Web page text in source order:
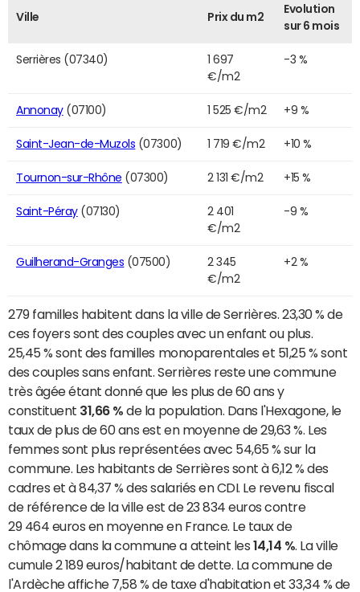
Ville Prix du m2
Evolution
sur 6 mois
Serrières (07340)
1 697
€/m2
-3 %
Annonay(07100) 1 525 €/m2 +9 %
Saint-Jean-de-Muzols (07300) 1 719 €/m2 +10 %
Tournon-sur-Rhône (07300) 2 131 €/m2 +15 %
Saint-Péray(07130)
2 401
€/m2
-9 %
Guilherand-Granges (07500)
2 345
€/m2
+2 %
279 familles habitent dans la ville de Serrières. 23,30 % de
ces foyers sont des couples avec un enfant ou plus.
25,45 % sont des familles monoparentales et 51,25 % sont
des couples sans enfant. Serrières reste une commune
très âgée étant donné que les plus de 60 ans y
constituent 31,66 % de la population. Dans l'Hexagone, le
taux de plus de 60 ans est en moyenne de 29,63 %. Les
femmes sont plus représentées avec 54,65 % sur la
commune. Les habitants de Serrières sont à 6,12 % des
cadres et à 84,37 % des salariés en CDI. Le revenu fiscal
de référence de la ville est de 23 834 euros contre
29 464 euros en moyenne en France. Le taux de
chômage dans la commune a atteint les 14,14 %. La ville
cumule 2 189 euros/habitant de dette. La commune de
l'Ardèche affiche 7,58 % de taxe d'habitation et 33,34 % de